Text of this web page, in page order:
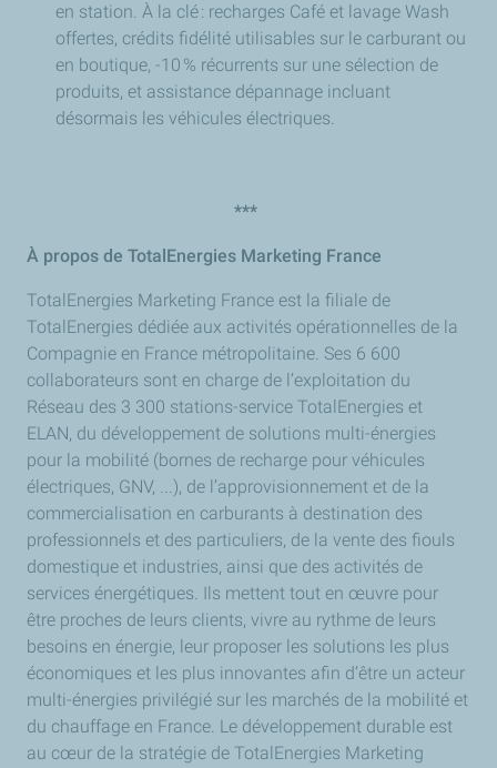
en station. À la clé : recharges Café et lavage Wash
offertes, crédits fidélité utilisables sur le carburant ou
en boutique, -10 % récurrents sur une sélection de
produits, et assistance dépannage incluant
désormais les véhicules électriques.
***
À propos de TotalEnergies Marketing France
TotalEnergies Marketing France est la filiale de
TotalEnergies dédiée aux activités opérationnelles de la
Compagnie en France métropolitaine. Ses 6 600
collaborateurs sont en charge de l’exploitation du
Réseau des 3 300 stations-service TotalEnergies et
ELAN, du développement de solutions multi-énergies
pour la mobilité (bornes de recharge pour véhicules
électriques, GNV, ...), de l’approvisionnement et de la
commercialisation en carburants à destination des
professionnels et des particuliers, de la vente des fiouls
domestique et industries, ainsi que des activités de
services énergétiques. Ils mettent tout en œuvre pour
être proches de leurs clients, vivre au rythme de leurs
besoins en énergie, leur proposer les solutions les plus
économiques et les plus innovantes afin d’être un acteur
multi-énergies privilégié sur les marchés de la mobilité et
du chauffage en France. Le développement durable est
au cœur de la stratégie de TotalEnergies Marketing